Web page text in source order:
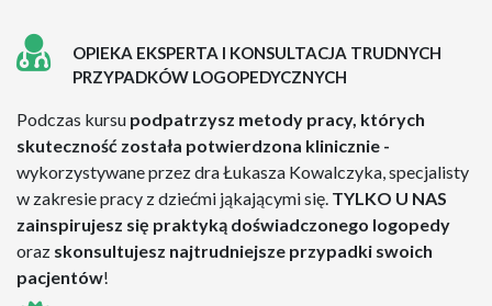
OPIEKA EKSPERTA I KONSULTACJA TRUDNYCH
PRZYPADKÓW LOGOPEDYCZNYCH
Podczas kursu podpatrzysz metody pracy, których
skuteczność została potwierdzona klinicznie -
wykorzystywane przez dra Łukasza Kowalczyka, specjalisty
w zakresie pracy z dziećmi jąkającymi się. TYLKO U NAS
zainspirujesz się praktyką doświadczonego logopedy
oraz skonsultujesz najtrudniejsze przypadki swoich
pacjentów!